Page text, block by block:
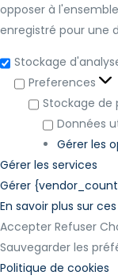
opposer à
enregistré pour une
Stockage
Preferences
Stockage de
Données
Gérer les
Gérer les services
Gérer
En savoir plus sur
Accepter Refuser
Sauvegarder les
Politique de cookies